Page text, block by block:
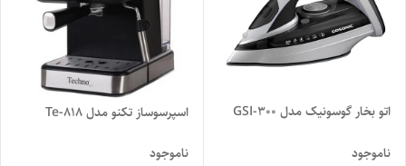
اتو بخار گوسونیک مدل GSI-300
ناموجود
اسپرسوساز تکنو مدل Te-818
ناموجود